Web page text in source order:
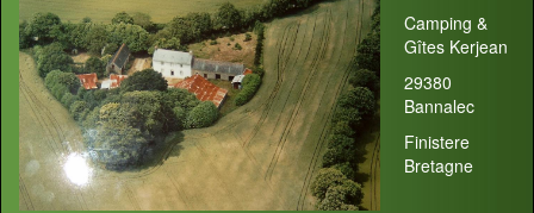
Camping &
Gîtes Kerjean
29380
Bannalec
Finistere
Bretagne